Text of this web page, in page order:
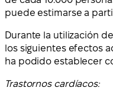
puede estimarse a
Durante la utilización
los siguientes efectos
ha podido establecer
Trastornos cardíacos: